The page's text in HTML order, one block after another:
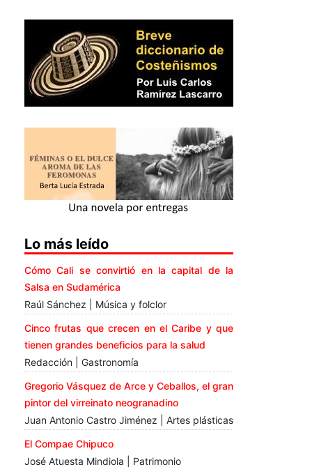
Lo más leído
Cómo Cali se convirtió en la capital de la
Salsa en Sudamérica
Raúl Sánchez | Música y folclor
Cinco frutas que crecen en el Caribe y que
tienen grandes beneficios para la salud
Redacción | Gastronomía
Gregorio Vásquez de Arce y Ceballos, el gran
pintor del virreinato neogranadino
Juan Antonio Castro Jiménez | Artes plásticas
El Compae Chipuco
José Atuesta Mindiola | Patrimonio